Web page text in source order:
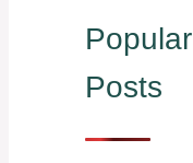
Popular
Posts